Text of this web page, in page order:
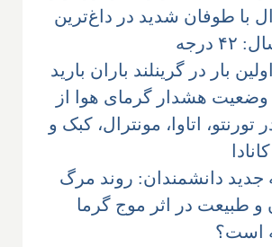
با طوفان شدید در داغ‌ترین
درجه
بار در گرینلند باران بارید
وضعیت هشدار گرمای هوا از
تورنتو، اتاوا، مونترال، کبک و
جدید دانشمندان: روند مرگ
و طبیعت در اثر موج گرما
است؟